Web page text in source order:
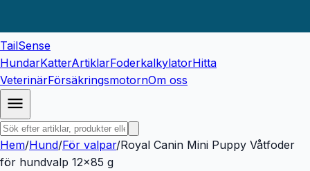
TailSense
HundarKatterArtiklarFoderkalkylatorHitta
VeterinärFörsäkringsmotornOm oss
Hem/Hund/För valpar/Royal Canin Mini Puppy Våtfoder
för hundvalp 12x85 g